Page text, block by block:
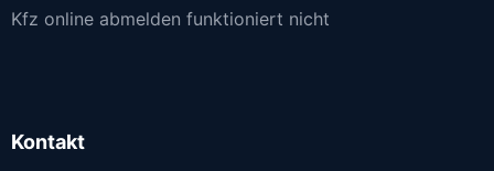
Kfz online abmelden funktioniert nicht
Kontakt